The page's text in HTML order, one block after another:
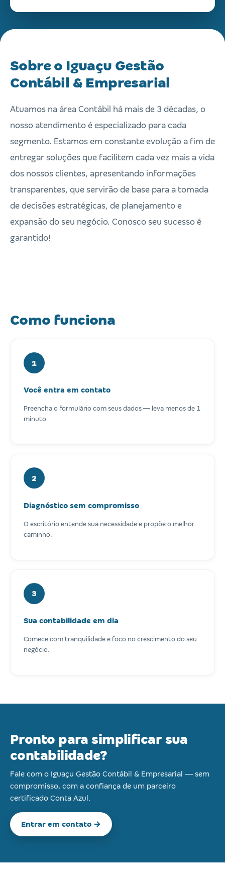
Sobre o Iguaçu Gestão
Contábil & Empresarial
Atuamos na área Contábil há mais de 3 décadas, o
nosso atendimento é especializado para cada
segmento. Estamos em constante evolução a fim de
entregar soluções que facilitem cada vez mais a vida
dos nossos clientes, apresentando informações
transparentes, que servirão de base para a tomada
de decisões estratégicas, de planejamento e
expansão do seu negócio. Conosco seu sucesso é
garantido!
Como funciona
1
Você entra em contato
Preencha o formulário com seus dados — leva menos de 1
minuto.
2
Diagnóstico sem compromisso
O escritório entende sua necessidade e propõe o melhor
caminho.
3
Sua contabilidade em dia
Comece com tranquilidade e foco no crescimento do seu
negócio.
Pronto para simplificar sua
contabilidade?
Fale com o Iguaçu Gestão Contábil & Empresarial — sem
compromisso, com a confiança de um parceiro
certificado Conta Azul.
Entrar em contato →